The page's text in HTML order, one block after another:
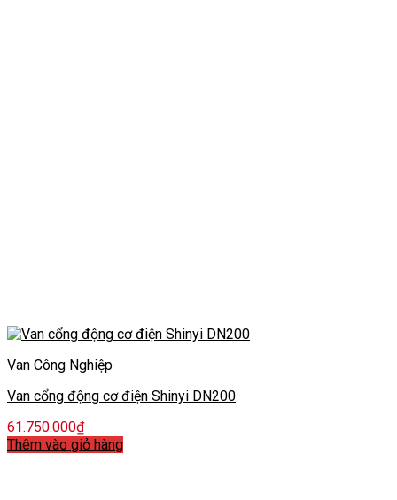
Van Công Nghiệp
Van cổng động cơ điện Shinyi DN200
61.750.000₫
Thêm vào giỏ hàng